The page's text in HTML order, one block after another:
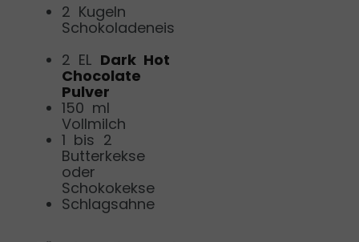
2 Kugeln
Schokoladeneis
2 EL Dark Hot
Chocolate
Pulver
150 ml
Vollmilch
1 bis 2
Butterkekse
oder
Schokokekse
Schlagsahne